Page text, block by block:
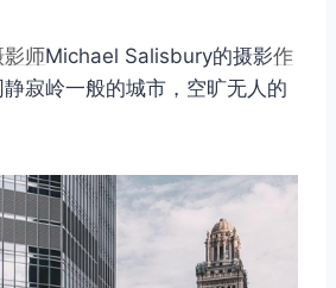
影师Michael Salisbury的摄影作
静寂岭一般的城市，空旷无人的